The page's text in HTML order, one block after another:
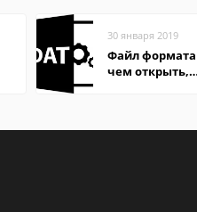
30 января 2019
Файл формата
чем открыть,